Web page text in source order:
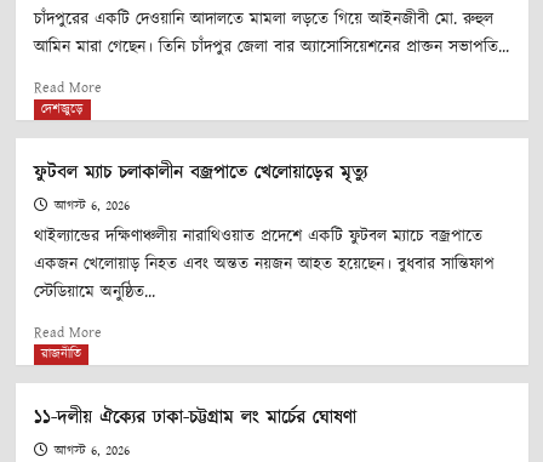
বিদ্যুৎ
সংকট
মূল্যবৃদ্ধি
প্রধানমন্ত্রীর
স্মারকলিপি
পেশ
করল
১১-
দলীয়
জোট
চাঁদপুরের একটি দেওয়ানি আদালতে মামলা লড়তে গিয়ে আইনজীবী মো. রুহুল
আমিন মারা গেছেন। তিনি চাঁদপুর জেলা বার অ্যাসোসিয়েশনের প্রাক্তন সভাপতি...
Read MoreRead
মামলা
চলাকালীন
আইনজীবীর
মৃত্যু
দেশজুড়ে
ফুটবল ম্যাচ চলাকালীন বজ্রপাতে খেলোয়াড়ের মৃত্যু
আগস্ট 6, 2026
থাইল্যান্ডের দক্ষিণাঞ্চলীয় নারাথিওয়াত প্রদেশে একটি ফুটবল ম্যাচে বজ্রপাতে
একজন খেলোয়াড় নিহত এবং অন্তত নয়জন আহত হয়েছেন। বুধবার সান্তিফাপ
স্টেডিয়ামে অনুষ্ঠিত...
Read MoreRead
ফুটবল
ম্যাচ
চলাকালীন
রাজনীতি
১১-দলীয় ঐক্যের ঢাকা-চট্টগ্রাম লং মার্চের ঘোষণা
আগস্ট 6, 2026